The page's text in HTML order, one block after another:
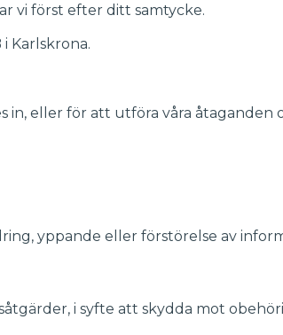
vi först efter ditt samtycke.
Karlskrona.
eller för att utföra våra åtaganden
yppande eller förstörelse av
i syfte att skydda mot